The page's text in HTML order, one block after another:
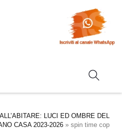
LUCI ED OMBRE DEL
CASA 2023-2026 » spin time cop